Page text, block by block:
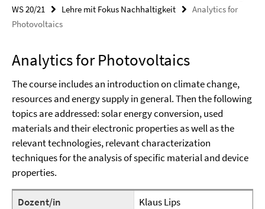
WS 20/21
Lehre mit Fokus Nachhaltigkeit
Analytics for
Photovoltaics
Analytics for Photovoltaics
The course includes an introduction on climate change,
resources and energy supply in general. Then the following
topics are addressed: solar energy conversion, used
materials and their electronic properties as well as the
relevant technologies, relevant characterization
techniques for the analysis of specific material and device
properties.
Dozent/in Klaus Lips